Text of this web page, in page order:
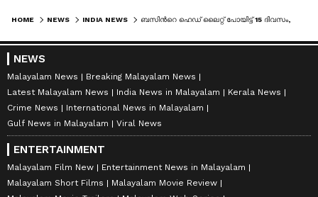
HOME NEWS INDIA NEWS
NEWS
Malayalam News
Breaking Malayalam News
Latest Malayalam News
India News in Malayalam
Kerala News
Crime News
International News in Malayalam
Gulf News in Malayalam
Viral News
ENTERTAINMENT
Malayalam Film New
Entertainment News in Malayalam
Malayalam Short Films
Malayalam Movie Review